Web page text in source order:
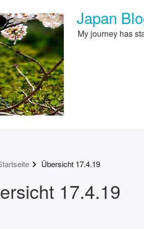
Japan
My journey has
Übersicht 17.4.19
17.4.19